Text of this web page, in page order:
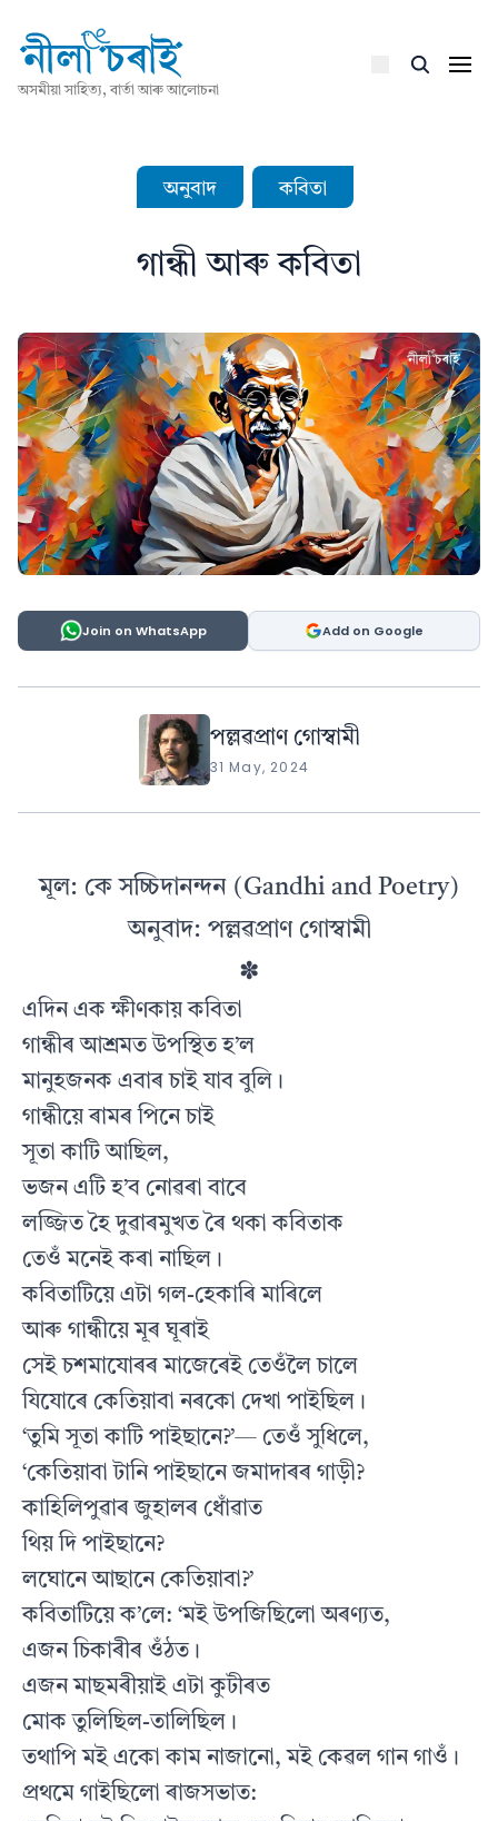
অসমীয়া সাহিত্য, বাৰ্তা আৰু আলোচনা
অনুবাদ কবিতা
গান্ধী আৰু কবিতা
Join on WhatsApp Add on Google
পল্লৱপ্ৰাণ গোস্বামী
31 May, 2024
মূল: কে সচ্চিদানন্দন (Gandhi and Poetry)
অনুবাদ: পল্লৱপ্ৰাণ গোস্বামী
✽
এদিন এক ক্ষীণকায় কবিতা
গান্ধীৰ আশ্ৰমত উপস্থিত হ’ল
মানুহজনক এবাৰ চাই যাব বুলি।
গান্ধীয়ে ৰামৰ পিনে চাই
সূতা কাটি আছিল,
ভজন এটি হ’ব নোৱৰা বাবে
লজ্জিত হৈ দুৱাৰমুখত ৰৈ থকা কবিতাক
তেওঁ মনেই কৰা নাছিল।
কবিতাটিয়ে এটা গল-হেকাৰি মাৰিলে
আৰু গান্ধীয়ে মূৰ ঘূৰাই
সেই চশমাযোৰৰ মাজেৰেই তেওঁলৈ চালে
যিযোৰে কেতিয়াবা নৰকো দেখা পাইছিল।
‘তুমি সূতা কাটি পাইছানে?’— তেওঁ সুধিলে,
‘কেতিয়াবা টানি পাইছানে জমাদাৰৰ গাড়ী?
কাহিলিপুৱাৰ জুহালৰ ধোঁৱাত
থিয় দি পাইছানে?
লঘোনে আছানে কেতিয়াবা?’
কবিতাটিয়ে ক’লে: ‘মই উপজিছিলো অৰণ্যত,
এজন চিকাৰীৰ ওঁঠত।
এজন মাছমৰীয়াই এটা কুটীৰত
মোক তুলিছিল-তালিছিল।
তথাপি মই একো কাম নাজানো, মই কেৱল গান গাওঁ।
প্ৰথমে গাইছিলো ৰাজসভাত: